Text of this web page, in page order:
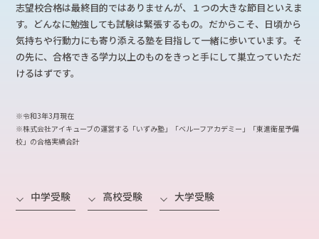
志望校合格は最終目的ではありませんが、１つの大きな節目といえま
す。どんなに勉強しても試験は緊張するもの。だからこそ、日頃から
気持ちや行動力にも寄り添える塾を目指して一緒に歩いています。そ
の先に、合格できる学力以上のものをきっと手にして巣立っていただ
けるはずです。
※令和3年3月現在
※株式会社アイキューブの運営する「いずみ塾」「べルーフアカデミー」「東進衛星予備
校」の合格実績合計
中学受験 高校受験 大学受験